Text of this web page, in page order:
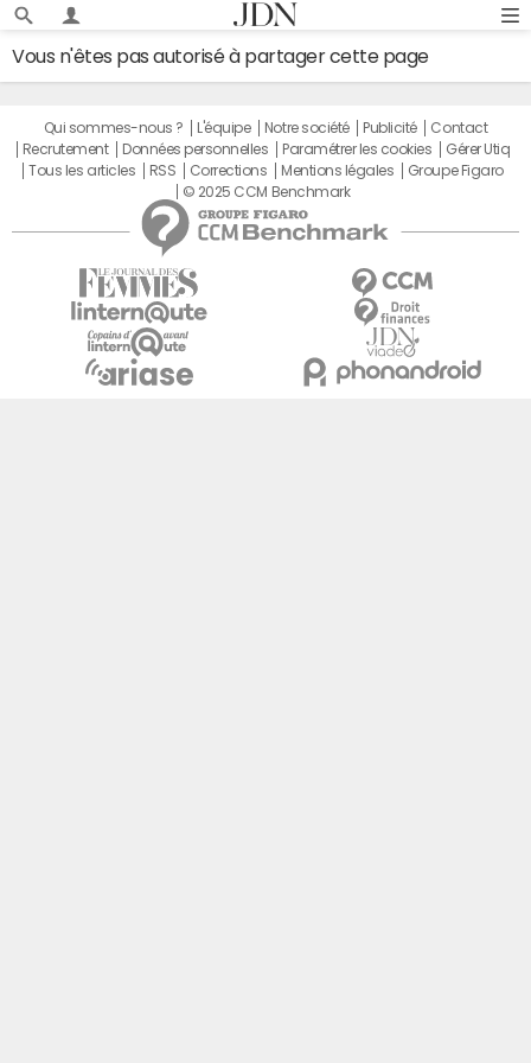
Vous n'êtes pas autorisé à partager cette page
Qui sommes-nous ? L'équipe Notre société Publicité
Contact
Recrutement
Données personnelles Paramétrer les cookies
Gérer Utiq
Tous les articles
RSS Corrections Mentions légales
Groupe Figaro
© 2025 CCM Benchmark